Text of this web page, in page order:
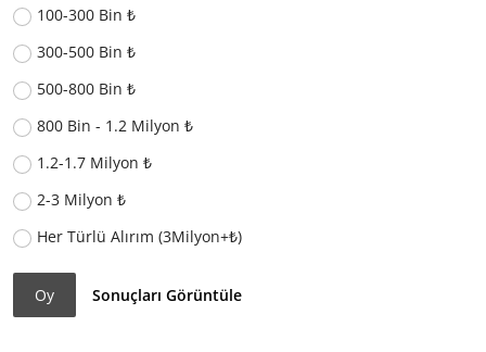
100-300 Bin ₺
300-500 Bin ₺
500-800 Bin ₺
800 Bin - 1.2 Milyon ₺
1.2-1.7 Milyon ₺
2-3 Milyon ₺
Her Türlü Alırım (3Milyon+₺)
Oy Sonuçları Görüntüle